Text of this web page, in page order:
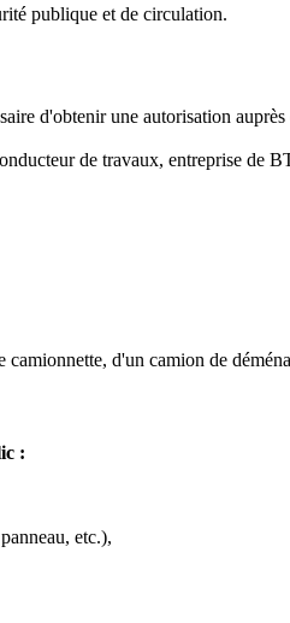
publique et de circulation.
d'obtenir une autorisation
de travaux, entreprise de
d'un camion de
:
etc.),